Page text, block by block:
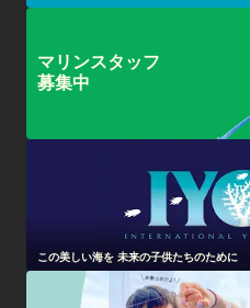
マリンスタッフ
募集中
この美しい海を 未来の子供たちのために